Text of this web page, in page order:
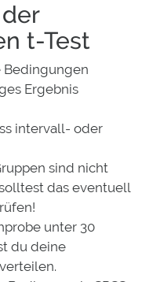
t-Test
Bedingungen
Ergebnis
intervall- oder
sind nicht
das eventuell
unter 30
du deine